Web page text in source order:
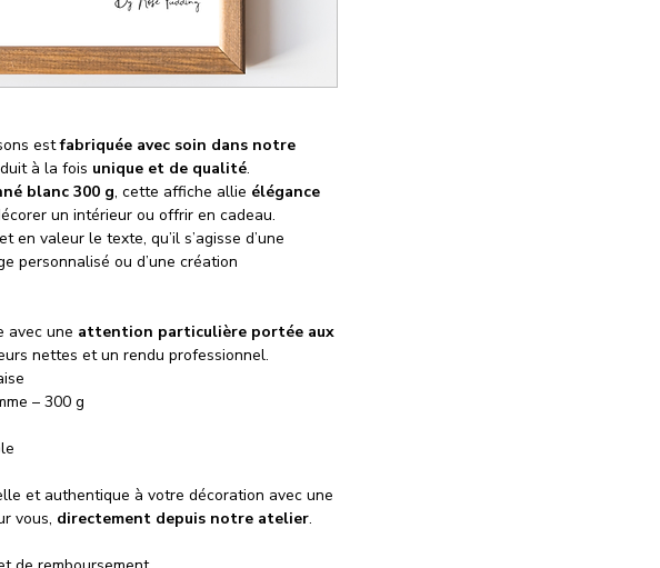
estfabriquée avec soin dans notre
à la fois unique et de qualité.
blanc 300 g, cette affiche allie élégance
un intérieur ou offrir en cadeau.
en valeur le texte, qu’il s’agisse d’une
personnalisé ou d’une création
avec une attention particulière portée aux
nettes et un rendu professionnel.
– 300 g
et authentique à votre décoration avec une
vous, directement depuis notre atelier.